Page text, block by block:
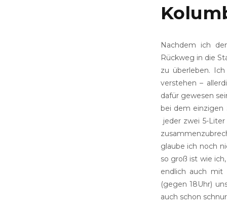
Nachdem ich
Rückweg in die
zu überleben.
verstehen –
dafür gewesen
bei dem einzigen
jeder zwei 5-
glaube ich noch
so groß ist wie
endlich auch mit
(gegen 18Uhr)
auch schon